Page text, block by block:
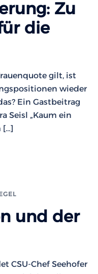
Zu
die
gilt, ist
wieder
Ein Gastbeitrag
Seisl „Kaum ein
[…]
und der
CSU-Chef Seehofer